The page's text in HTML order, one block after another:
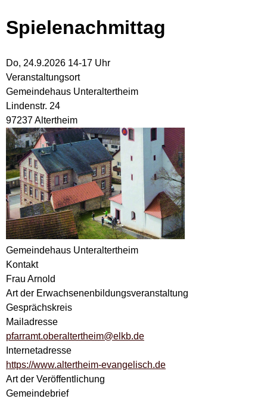
Spielenachmittag
Do, 24.9.2026 14-17 Uhr
Veranstaltungsort
Gemeindehaus Unteraltertheim
Lindenstr. 24
97237 Altertheim
Gemeindehaus Unteraltertheim
Kontakt
Frau Arnold
Art der Erwachsenenbildungsveranstaltung
Gesprächskreis
Mailadresse
pfarramt.oberaltertheim@elkb.de
Internetadresse
https://www.altertheim-evangelisch.de
Art der Veröffentlichung
Gemeindebrief